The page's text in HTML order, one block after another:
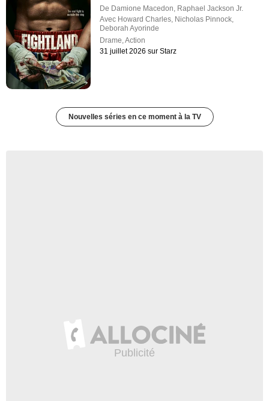
De Damione Macedon Raphael Jackson Jr.
Avec Howard Charles Nicholas Pinnock
Deborah Ayorinde
Drame ,Action
31 juillet 2026 sur Starz
Nouvelles séries en ce moment à la TV